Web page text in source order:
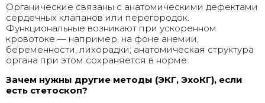
Органические связаны с анатомическими дефектами
сердечных клапанов или перегородок.
Функциональные возникают при ускоренном
кровотоке — например, на фоне анемии,
беременности, лихорадки; анатомическая структура
органа при этом сохраняется в норме.
Зачем нужны другие методы (ЭКГ, ЭхоКГ), если
есть стетоскоп?